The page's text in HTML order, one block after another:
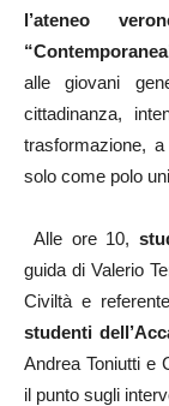
l’ateneo
alle giovani
cittadinanza,
trasformazione,
solo come polo
Alle ore 10,
guida di Valerio
Civiltà e
studenti
Andrea Toniutti e
il punto sugli